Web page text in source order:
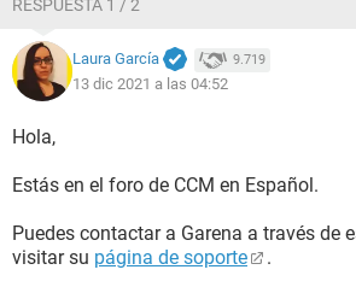
RESPUESTA 1 / 2
Laura García 9.719
13 dic 2021 a las 04:52
Hola,
Estás en el foro de CCM en Español.
Puedes contactar a Garena a través de
visitar su página de soporte .